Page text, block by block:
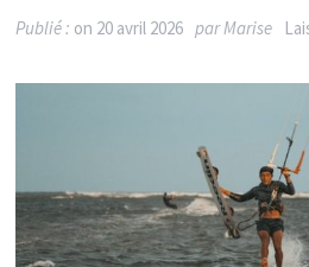
Publié : on 20 avril 2026 parMarise